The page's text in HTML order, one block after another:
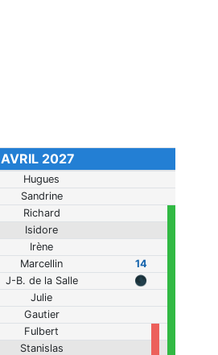
AVRIL 2027
Hugues
Sandrine
Richard
Isidore
Irène
Marcellin
14
J-B. de la Salle
🌑
Julie
Gautier
Fulbert
Stanislas